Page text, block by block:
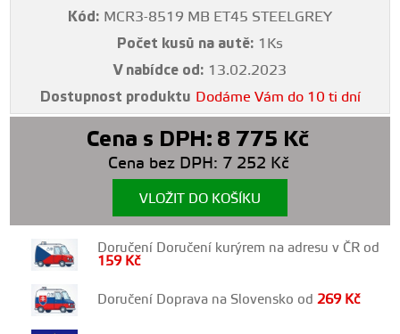
Kód: MCR3-8519 MB ET45 STEELGREY
Počet kusů na autě: 1Ks
V nabídce od: 13.02.2023
Dostupnost produktu Dodáme Vám do 10 ti dní
Cena s DPH: 8 775 Kč
Cena bez DPH: 7 252 Kč
VLOŽIT DO KOŠÍKU
Doručení Doručení kurýrem na adresu v ČR od
159 Kč
Doručení Doprava na Slovensko od269 Kč